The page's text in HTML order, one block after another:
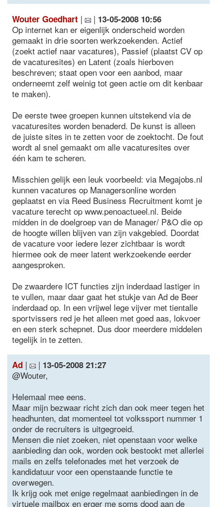
Wouter Goedhart | | 13-05-2008 10:56
Op internet kan er eigenlijk onderscheid worden
gemaakt in drie soorten werkzoekenden. Actief
(zoekt actief naar vacatures), Passief (plaatst CV op
de vacaturesites) en Latent (zoals hierboven
beschreven; staat open voor een aanbod, maar
onderneemt zelf weinig tot geen actie om dit kenbaar
te maken).
De eerste twee groepen kunnen uitstekend via de
vacaturesites worden benaderd. De kunst is alleen
de juiste sites in te zetten voor de zoektocht. De fout
wordt al snel gemaakt om alle vacaturesites over
één kam te scheren.
Misschien gelijk een leuk voorbeeld: via Megajobs.nl
kunnen vacatures op Managersonline worden
geplaatst en via Reed Business Recruitment komt je
vacature terecht op www.penoactueel.nl. Beide
midden in de doelgroep van de Manager/ P&O die op
de hoogte willen blijven van zijn vakgebied. Doordat
de vacature voor iedere lezer zichtbaar is wordt
hiermee ook de meer latent werkzoekende eerder
aangesproken.
De zwaardere ICT functies zijn inderdaad lastiger in
te vullen, maar daar gaat het stukje van Ad de Beer
inderdaad op. In een vrijwel lege vijver met tientalle
sportvissers red je het alleen met goed aas, lokvoer
en een sterk schepnet. Dus door meerdere middelen
tegelijk in te zetten.
Ad | | 13-05-2008 21:27
@Wouter,
Helemaal mee eens.
Maar mijn bezwaar richt zich dan ook meer tegen het
headhunten, dat momenteel tot volkssport nummer 1
onder de recruiters is uitgegroeid.
Mensen die niet zoeken, niet openstaan voor welke
aanbieding dan ook, worden ook bestookt met allerlei
mails en zelfs telefonades met het verzoek de
kandidatuur voor een openstaande functie te
overwegen.
Ik krijg ook met enige regelmaat aanbiedingen in de
virtuele mailbox en erger me soms dood aan de